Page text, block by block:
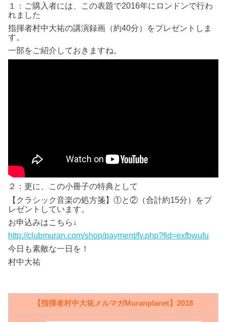
１：ご購入者には、この表題で2016年にロンドンで行わ
れました
指揮者村中大祐の講演録画（約40分）をプレゼントしま
す。
一部をご紹介しておきますね。
２：更に、この小冊子の特典として
【クラシック音楽の処方箋】①と②（合計約15分）をプ
レゼントしています。
お申込みはこちら↓
http://clubmuran.com/shop/payment/fv.php?fid=exfbwufu
今日も素敵な一日を！
村中大祐
【指揮者村中大祐メルマガMuranplanet】2018